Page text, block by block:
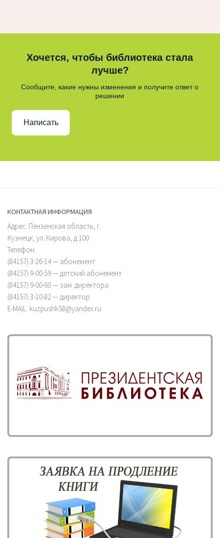
Хочется, чтобы библиотека стала
лучше?
Сообщите, какие нужны изменения и получите ответ о
решении
Написать
КОНТАКТНАЯ ИНФОРМАЦИЯ
Адрес: Пензенская область, г.
Кузнецк, ул. Кирова, д.100
Телефон:
(84157) 3-26-14 — абонемент
(84157) 9-00-59 — детский абонемент
(84157) 9-00-60 — зам. директора
(84157) 3-10-82 — директор
E-MAIL: kuzpushk58@yandex.ru